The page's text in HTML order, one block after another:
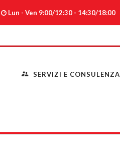
Lun - Ven 9:00/12:30 - 14:30/18:00
SERVIZI E CONSULENZA